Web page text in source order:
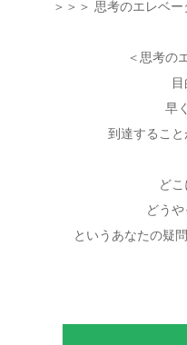
＞＞＞ 思考のエレベ
＜思考の
早
到達すること
ど
どう
というあなたの疑